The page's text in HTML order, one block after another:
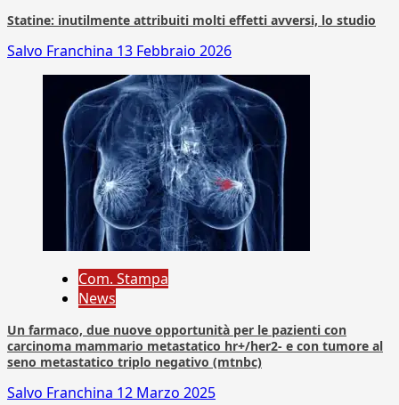
Statine: inutilmente attribuiti molti effetti avversi, lo studio
Salvo Franchina 13 Febbraio 2026
Com. Stampa
News
Un farmaco, due nuove opportunità per le pazienti con
carcinoma mammario metastatico hr+/her2- e con tumore al
seno metastatico triplo negativo (mtnbc)
Salvo Franchina 12 Marzo 2025